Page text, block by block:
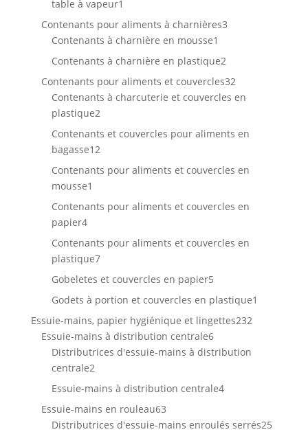
table à vapeur1
produit
Contenants pour aliments à charnières33
Contenants à charnière en mousse1
produit
Contenants à charnière en plastique22
produits
Contenants pour aliments et couvercles3232
produits
Contenants à charcuterie et couvercles en
plastique22
produits
Contenants et couvercles pour aliments en
bagasse1212
produits
Contenants pour aliments et couvercles en
mousse1
produit
Contenants pour aliments et couvercles en
papier44
produits
Contenants pour aliments et couvercles en
plastique77
produits
Gobeletes et couvercles en papier55
produits
Godets à portion et couvercles en plastique1
Essuie-mains, papier hygiénique et lingettes232232
Essuie-mains à distribution centrale66
produits
Distributrices d'essuie-mains à distribution
centrale22
produits
Essuie-mains à distribution centrale44
Essuie-mains en rouleau6363
produits
Distributrices d'essuie-mains enroulés serrés2525